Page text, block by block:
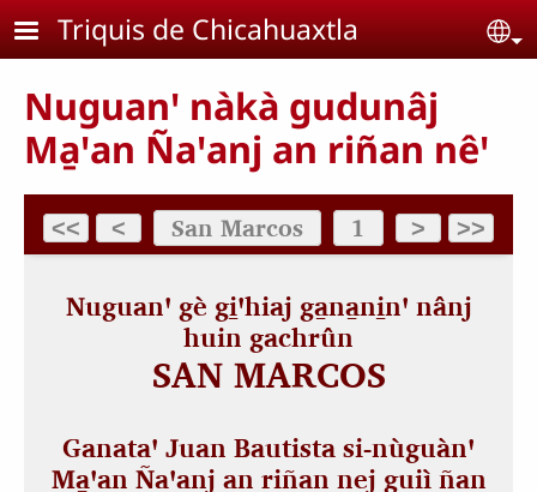
Pasar al contenido principal
Triquis de Chicahuaxtla
Nuguanꞌ nàkà gudunâj
Ma̱ꞌan Ñaꞌanj an riñan nêꞌ